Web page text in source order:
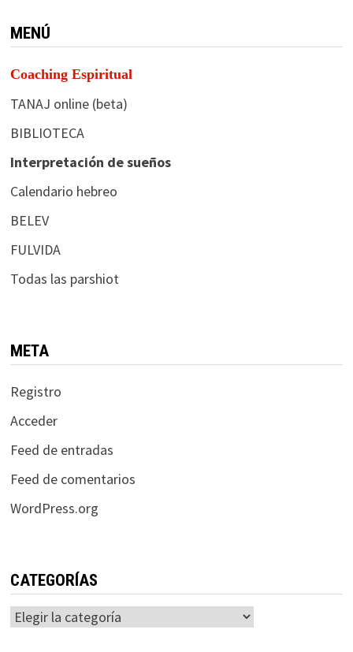
MENÚ
Coaching Espiritual
TANAJ online (beta)
BIBLIOTECA
Interpretación de sueños
Calendario hebreo
BELEV
FULVIDA
Todas las parshiot
META
Registro
Acceder
Feed de entradas
Feed de comentarios
WordPress.org
CATEGORÍAS
Categorías